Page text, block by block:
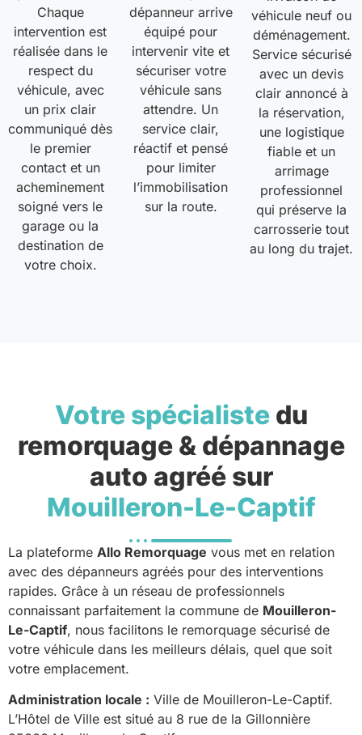
Chaque
intervention est
réalisée dans le
respect du
véhicule, avec
un prix clair
communiqué dès
le premier
contact et un
acheminement
soigné vers le
garage ou la
destination de
votre choix.
dépanneur arrive
équipé pour
intervenir vite et
sécuriser votre
véhicule sans
attendre. Un
service clair,
réactif et pensé
pour limiter
l’immobilisation
sur la route.
véhicule neuf ou
déménagement.
Service sécurisé
avec un devis
clair annoncé à
la réservation,
une logistique
fiable et un
arrimage
professionnel
qui préserve la
carrosserie tout
au long du trajet.
Votre spécialistedu
remorquage & dépannage
auto agréé sur
Mouilleron-Le-Captif
La plateforme Allo Remorquage vous met en relation
avec des dépanneurs agréés pour des interventions
rapides. Grâce à un réseau de professionnels
connaissant parfaitement la commune de Mouilleron-
Le-Captif, nous facilitons le remorquage sécurisé de
votre véhicule dans les meilleurs délais, quel que soit
votre emplacement.
Administration locale : Ville de Mouilleron-Le-Captif.
L’Hôtel de Ville est situé au 8 rue de la Gillonnière